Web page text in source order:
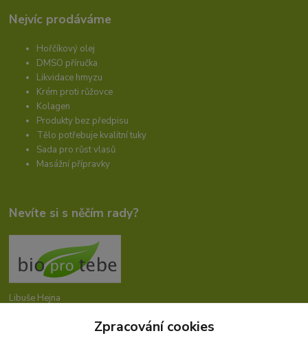
Nejvíc prodáváme
Hořčíkový olej
DMSO příručka
Likvidace hmyzu
Krém proti růžovce
Kolagen
Produkty bez předpisu
Tělo potřebuje kvalitní tuky
Sada pro růst vlasů
Masážní přípravky
Nevíte si s něčím rady?
Libuše Hejna
Zpracování cookies